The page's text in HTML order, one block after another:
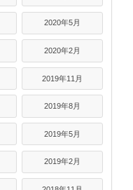
2020年5月
2020年2月
2019年11月
2019年8月
2019年5月
2019年2月